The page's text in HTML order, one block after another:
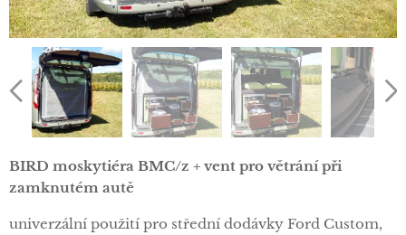
BIRD moskytiéra BMC/z + vent pro větrání při
zamknutém autě
univerzální použití pro střední dodávky Ford Custom,